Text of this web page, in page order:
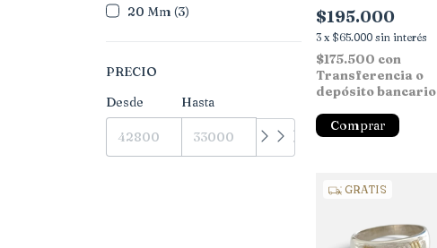
20 Mm (3)
PRECIO
Desde
Hasta
$195.000
3 x $65.000 sin interés
$175.500 con
Transferencia o
depósito bancario
Comprar
GRATIS